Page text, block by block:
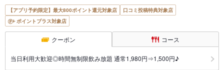
【アプリ予約限定】最大800ポイント還元対象店
口コミ投稿特典対象店
ポイントプラス対象店
クーポン コース
当日利用大歓迎◎時間無制限飲み放題 通常1,980円⇒1,500円♪